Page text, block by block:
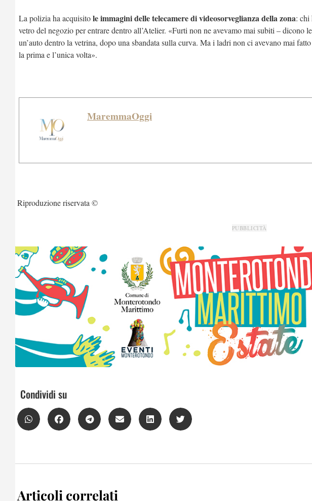
La polizia ha acquisitole immagini delle telecamere di videosorveglianza della zona: chi
vetro del negozio per entrare dentro all’Atelier. «Furti non ne avevamo mai subiti – dicono
un’auto dentro la vetrina, dopo una sbandata sulla curva. Ma i ladri non ci avevano mai
la prima e l’unica volta».
MaremmaOggi
Riproduzione riservata ©
PUBBLICITÀ
Condividi su
Articoli correlati